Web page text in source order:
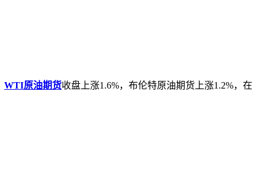
WTI原油期货收盘上涨1.6%，布伦特原油期货上涨1.2%，在